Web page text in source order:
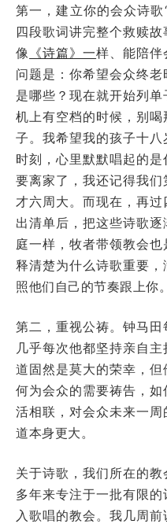
第一，建立你的会众诗
四段歌词讲完整个救赎
像 《诗篇》一样、能陪伴
问题是：你希望会众终
是哪些？现在就开始列
机上有空档的时候，别
子。我希望我的孩子十
时刻，心里默默唱起的
要离家了，我还记得我
才六周大。而现在，再
出清单后，把这些诗歌
庭一样，牧者带领教会
释清楚为什么诗歌重要
照他们自己的节奏跟上你。
第二，重视公祷。钟马
几乎每次他都坚持亲自
道固然是莫大的荣幸，
何为会众的需要祷告，
活相联，对会众未来一
道本身更大。
关于诗歌，我们所在的教
多年来专注于一批有限
入歌唱的教会。我几周